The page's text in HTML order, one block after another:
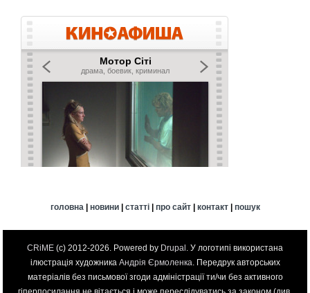
головна | новини| статті| про сайт| контакт| пошук
CRiME (c) 2012-2026. Powered by Drupal . У логотипі використана
ілюстрація художника Андрія Єрмоленка . Передрук авторських
матеріалів без письмової згоди адміністрації ти/чи без активного